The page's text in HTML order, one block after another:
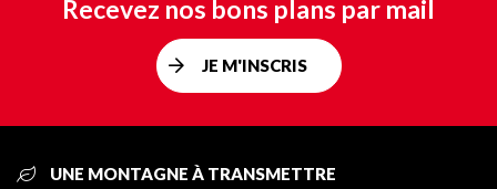
Recevez nos bons plans par mail
JE M'INSCRIS
UNE MONTAGNE À TRANSMETTRE